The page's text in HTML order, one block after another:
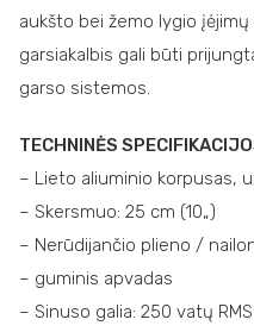
aukšto bei žemo lygio
garsiakalbis gali būti
garso sistemos.
TECHNINĖS
– Lieto aliuminio korpusas,
– Skersmuo: 25 cm (10„)
– Nerūdijančio plieno /
– guminis apvadas
– Sinuso galia: 250 vatų RMS